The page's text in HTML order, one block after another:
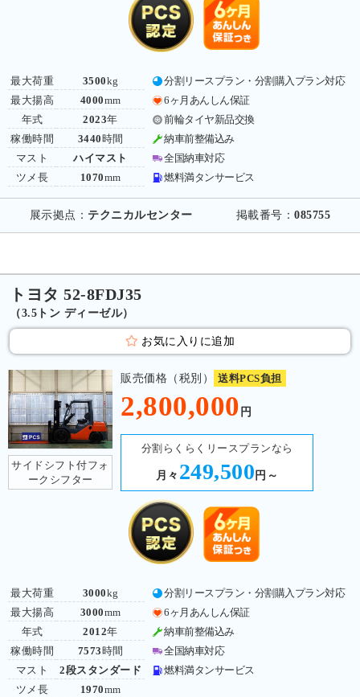
最大荷重
最大揚高
年式
稼働時間
マスト
ツメ長
3500kg
4000mm
2023年
3440 時間
ハイマスト
1070mm
分割リースプラン・分割購入プラン対応
6ヶ月あんしん保証
前輪タイヤ新品交換
納車前整備込み
全国納車対応
燃料満タンサービス
展示拠点： テクニカルセンター 掲載番号：085755
トヨタ 52-8FDJ35
（3.5トン ディーゼル）
お気に入りに追加
サイドシフト付フォ
ークシフター
販売価格（税別） 送料PCS負担
2,800,000 円
分割らくらくリースプランなら
月々 249,500 円～
最大荷重
最大揚高
年式
稼働時間
マスト
ツメ長
3000kg
3000mm
2012年
7573 時間
2段スタンダード
1970mm
分割リースプラン・分割購入プラン対応
6ヶ月あんしん保証
納車前整備込み
全国納車対応
燃料満タンサービス